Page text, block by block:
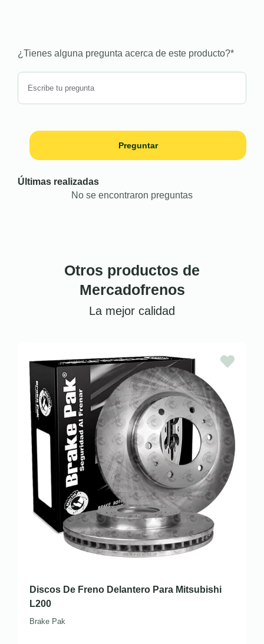
¿Tienes alguna pregunta acerca de este producto?*
Preguntar
Últimas realizadas
No se encontraron preguntas
Otros productos de
Mercadofrenos
La mejor calidad
Discos De Freno Delantero Para Mitsubishi
L200
Brake Pak